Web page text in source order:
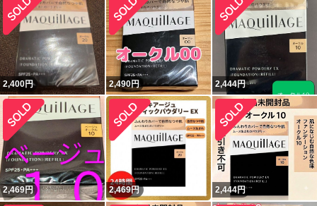
2,400円 2,490円 2,444円
2,469円 2,469円 2,444円